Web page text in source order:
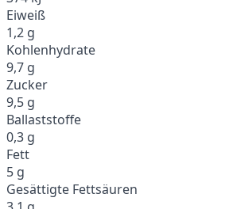
Eiweiß
1,2 g
Kohlenhydrate
9,7 g
Zucker
9,5 g
Ballaststoffe
0,3 g
Fett
5 g
Gesättigte Fettsäuren